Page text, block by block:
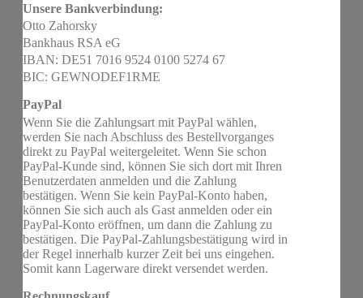
Unsere Bankverbindung:
Otto Zahorsky
Bankhaus RSA eG
IBAN: DE51 7016 9524 0100 5274 67
BIC: GEWNODEF1RME
PayPal
Wenn Sie die Zahlungsart mit PayPal wählen,
werden Sie nach Abschluss des Bestellvorganges
direkt zu PayPal weitergeleitet. Wenn Sie schon
PayPal-Kunde sind, können Sie sich dort mit Ihren
Benutzerdaten anmelden und die Zahlung
bestätigen. Wenn Sie kein PayPal-Konto haben,
können Sie sich auch als Gast anmelden oder ein
PayPal-Konto eröffnen, um dann die Zahlung zu
bestätigen. Die PayPal-Zahlungsbestätigung wird in
der Regel innerhalb kurzer Zeit bei uns eingehen.
Somit kann Lagerware direkt versendet werden.